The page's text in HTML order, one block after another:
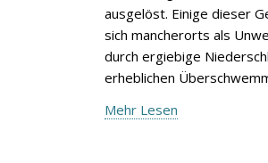
ausgelöst. Einige dieser
sich mancherorts als
durch ergiebige
erheblichen
Mehr Lesen